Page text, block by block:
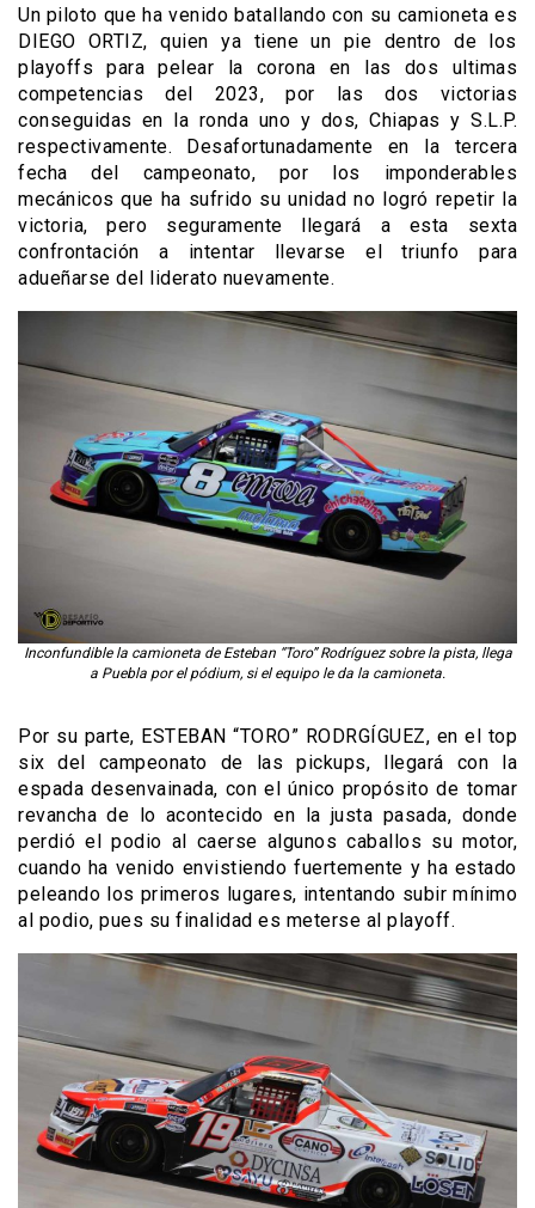
Un piloto que ha venido batallando con su camioneta es
DIEGO ORTIZ, quien ya tiene un pie dentro de los
playoffs para pelear la corona en las dos ultimas
competencias del 2023, por las dos victorias
conseguidas en la ronda uno y dos, Chiapas y S.L.P.
respectivamente. Desafortunadamente en la tercera
fecha del campeonato, por los imponderables
mecánicos que ha sufrido su unidad no logró repetir la
victoria, pero seguramente llegará a esta sexta
confrontación a intentar llevarse el triunfo para
adueñarse del liderato nuevamente.
Inconfundible la camioneta de Esteban “Toro” Rodríguez sobre la pista, llega
a Puebla por el pódium, si el equipo le da la camioneta.
Por su parte, ESTEBAN “TORO” RODRGÍGUEZ, en el top
six del campeonato de las pickups, llegará con la
espada desenvainada, con el único propósito de tomar
revancha de lo acontecido en la justa pasada, donde
perdió el podio al caerse algunos caballos su motor,
cuando ha venido envistiendo fuertemente y ha estado
peleando los primeros lugares, intentando subir mínimo
al podio, pues su finalidad es meterse al playoff.